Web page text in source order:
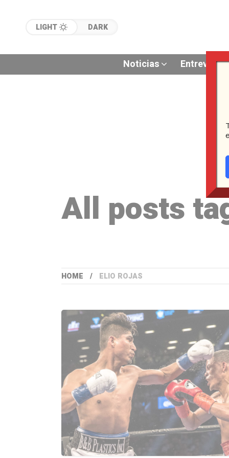
LIGHT DARK
Noticias Entrevistas
All posts
HOME ELIO ROJAS